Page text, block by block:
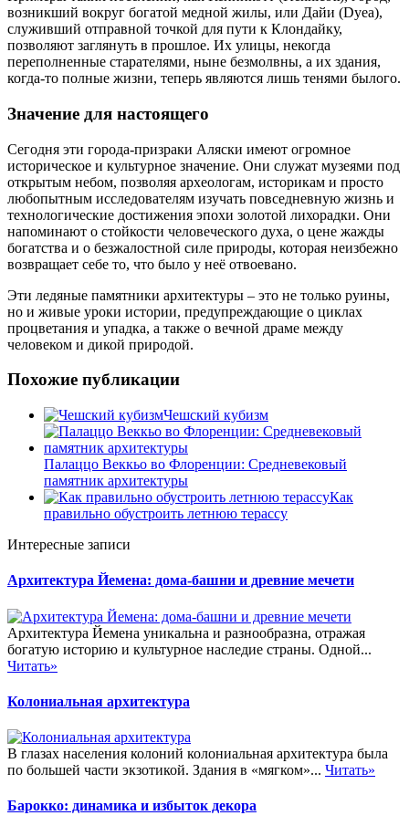
возникший вокруг богатой медной жилы, или Дайи (Dyea),
служивший отправной точкой для пути к Клондайку,
позволяют заглянуть в прошлое. Их улицы, некогда
переполненные старателями, ныне безмолвны, а их здания,
когда-то полные жизни, теперь являются лишь тенями былого.
Значение для настоящего
Сегодня эти города-призраки Аляски имеют огромное
историческое и культурное значение. Они служат музеями под
открытым небом, позволяя археологам, историкам и просто
любопытным исследователям изучать повседневную жизнь и
технологические достижения эпохи золотой лихорадки. Они
напоминают о стойкости человеческого духа, о цене жажды
богатства и о безжалостной силе природы, которая неизбежно
возвращает себе то, что было у неё отвоевано.
Эти ледяные памятники архитектуры – это не только руины,
но и живые уроки истории, предупреждающие о циклах
процветания и упадка, а также о вечной драме между
человеком и дикой природой.
Похожие публикации
Чешский кубизм
Палаццо Веккьо во Флоренции: Средневековый
памятник архитектуры
Как
правильно обустроить летнюю терассу
Интересные записи
Архитектура Йемена: дома-башни и древние мечети
Архитектура Йемена уникальна и разнообразна, отражая
богатую историю и культурное наследие страны. Одной...
Читать»
Колониальная архитектура
В глазах населения колоний колониальная архитектура была
по большей части экзотикой. Здания в «мягком»... Читать»
Барокко: динамика и избыток декора